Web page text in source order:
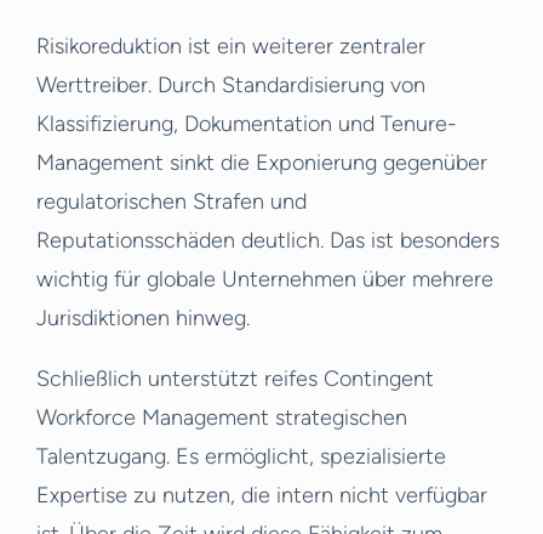
Risikoreduktion ist ein weiterer zentraler
Werttreiber. Durch Standardisierung von
Klassifizierung, Dokumentation und Tenure-
Management sinkt die Exponierung gegenüber
regulatorischen Strafen und
Reputationsschäden deutlich. Das ist besonders
wichtig für globale Unternehmen über mehrere
Jurisdiktionen hinweg.
Schließlich unterstützt reifes Contingent
Workforce Management strategischen
Talentzugang. Es ermöglicht, spezialisierte
Expertise zu nutzen, die intern nicht verfügbar